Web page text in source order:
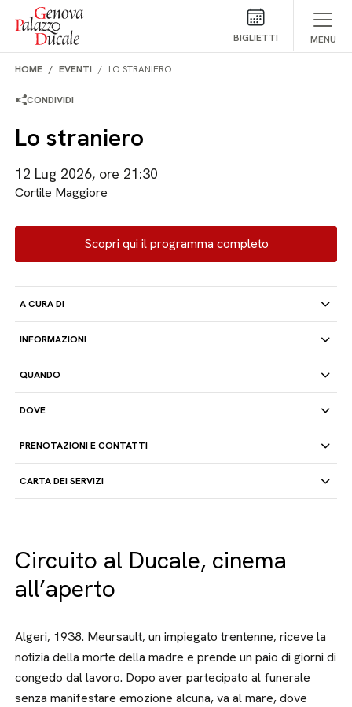
Salta al contenuto
BIGLIETTI MENU
HOME EVENTI LO STRANIERO
CONDIVIDI
Lo straniero
12 Lug 2026, ore 21:30
Cortile Maggiore
Scopri qui il programma completo
A CURA DI
INFORMAZIONI
QUANDO
DOVE
PRENOTAZIONI E CONTATTI
CARTA DEI SERVIZI
Circuito al Ducale, cinema
all’aperto
Algeri, 1938. Meursault, un impiegato trentenne, riceve la
notizia della morte della madre e prende un paio di giorni di
congedo dal lavoro. Dopo aver partecipato al funerale
senza manifestare emozione alcuna, va al mare, dove